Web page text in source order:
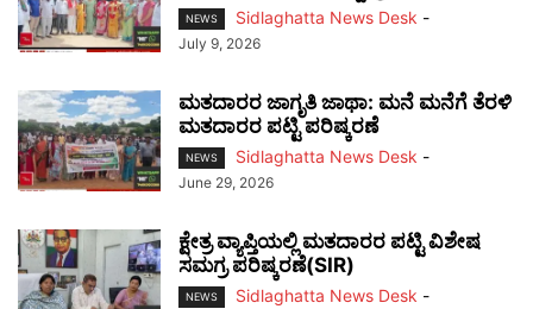
NEWS Sidlaghatta News Desk -
July 9, 2026
ಮತದಾರರ ಜಾಗೃತಿ ಜಾಥಾ: ಮನೆ ಮನೆಗೆ ತೆರಳಿ
ಮತದಾರರ ಪಟ್ಟಿ ಪರಿಷ್ಕರಣೆ
NEWS Sidlaghatta News Desk -
June 29, 2026
ಕ್ಷೇತ್ರ ವ್ಯಾಪ್ತಿಯಲ್ಲಿ ಮತದಾರರ ಪಟ್ಟಿ ವಿಶೇಷ
ಸಮಗ್ರ ಪರಿಷ್ಕರಣೆ(SIR)
NEWS Sidlaghatta News Desk -